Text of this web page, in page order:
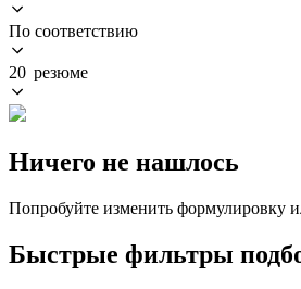
По соответствию
20 резюме
Ничего не нашлось
Попробуйте изменить формулировку
Быстрые фильтры